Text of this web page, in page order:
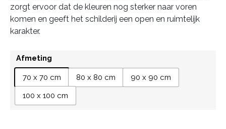
zorgt ervoor dat de kleuren nog sterker naar voren
komen en geeft het schilderij een open en ruimtelijk
karakter.
Afmeting
70 x 70 cm 80 x 80 cm
90 x 90 cm
100 x 100 cm